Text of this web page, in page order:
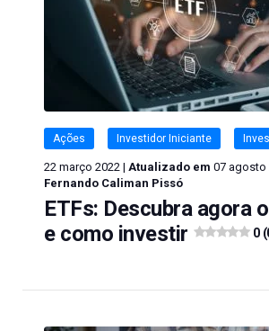
Ações Investidor Iniciante
22 março 2022 | Atualizado em 07 agosto
Fernando Caliman Pissó
ETFs: Descubra agora
e como investir
0